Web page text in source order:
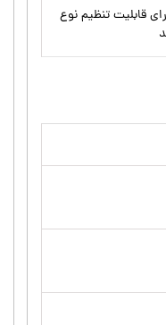
قابلیت تنظیم نوع